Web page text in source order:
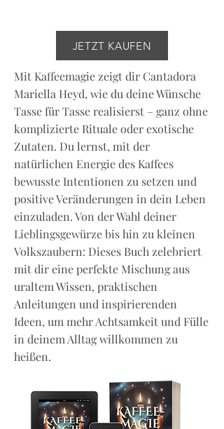
JETZT KAUFEN
Mit Kaffeemagie zeigt dir Cantadora
Mariella Heyd, wie du deine Wünsche
Tasse für Tasse realisierst – ganz ohne
komplizierte Rituale oder exotische
Zutaten. Du lernst, mit der
natürlichen Energie des Kaffees
bewusste Intentionen zu setzen und
positive Veränderungen in dein Leben
einzuladen. Von der Wahl deiner
Lieblingsgewürze bis hin zu kleinen
Volkszaubern: Dieses Buch zelebriert
mit dir eine perfekte Mischung aus
uraltem Wissen, praktischen
Anleitungen und inspirierenden
Ideen, um mehr Achtsamkeit und Fülle
in deinem Alltag willkommen zu
heißen.